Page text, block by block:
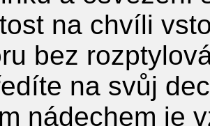
na chvíli
bez
na svůj
nádechem je